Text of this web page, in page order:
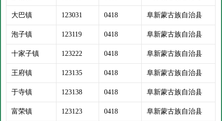
大巴镇 123031 0418 阜新蒙古族自治县
泡子镇 123119 0418 阜新蒙古族自治县
十家子镇 123222 0418 阜新蒙古族自治县
王府镇 123135 0418 阜新蒙古族自治县
于寺镇 123138 0418 阜新蒙古族自治县
富荣镇 123123 0418 阜新蒙古族自治县